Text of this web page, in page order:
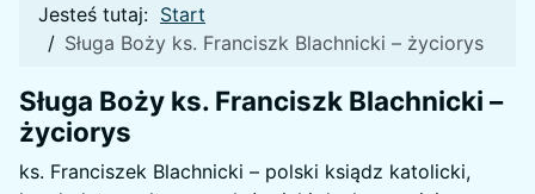
Jesteś tutaj: Start
Sługa Boży ks. Franciszk Blachnicki – życiorys
Sługa Boży ks. Franciszk Blachnicki –
życiorys
ks. Franciszek Blachnicki – polski ksiądz katolicki,